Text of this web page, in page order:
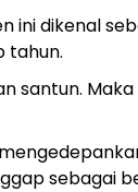
ini dikenal
tahun.
sebagai